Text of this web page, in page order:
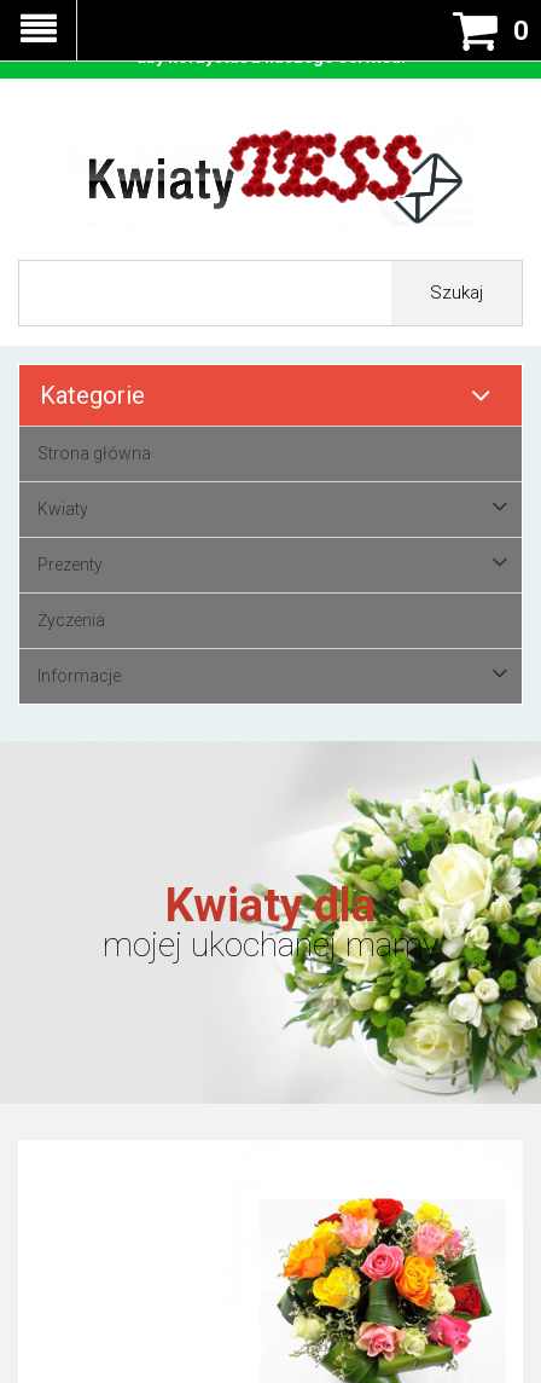
0
Szukaj
Kategorie
Strona główna
Kwiaty
Prezenty
Życzenia
Informacje
Kwiaty dla
mojej ukochanej mamy
Nasza strona korzysta z cookies - czyli tzw ciastek w celu
prawidłowego działania. Zaakceptuj przyjmowanie cookies
aby korzystać z naszego serwisu.